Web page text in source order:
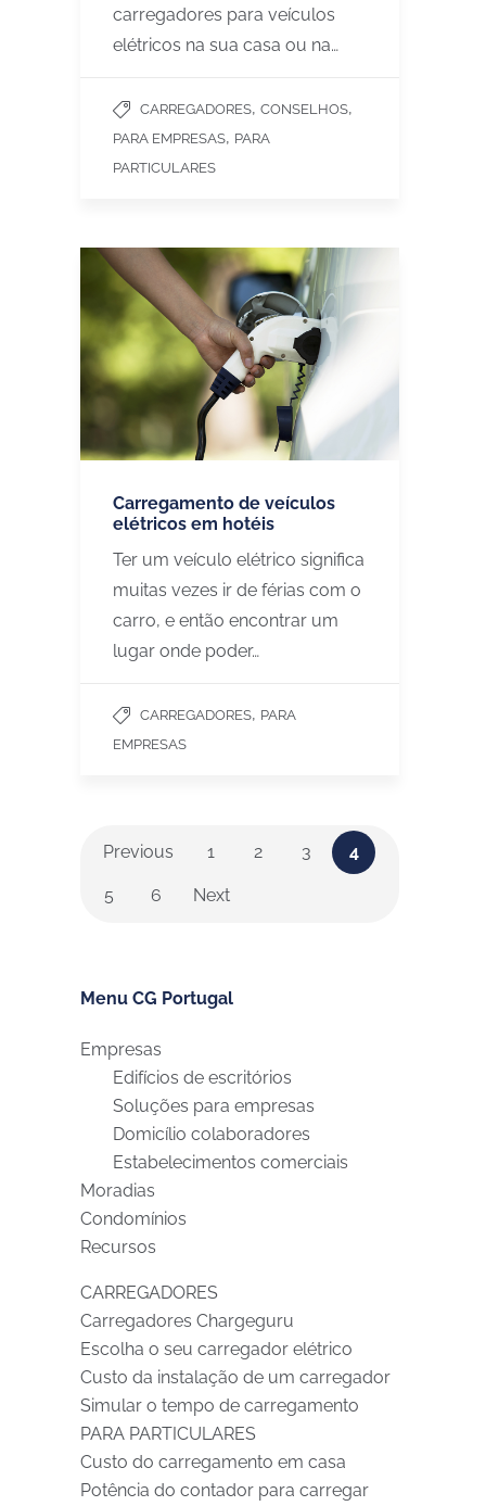
carregadores para veículos
elétricos na sua casa ou na…
CARREGADORES, CONSELHOS,
PARA EMPRESAS, PARA
PARTICULARES
Carregamento de veículos
elétricos em hotéis
Ter um veículo elétrico significa
muitas vezes ir de férias com o
carro, e então encontrar um
lugar onde poder…
CARREGADORES, PARA
EMPRESAS
Previous 1 2 3 4
5 6 Next
Menu CG Portugal
Empresas
Edifícios de escritórios
Soluções para empresas
Domicílio colaboradores
Estabelecimentos comerciais
Moradias
Condomínios
Recursos
CARREGADORES
Carregadores Chargeguru
Escolha o seu carregador elétrico
Custo da instalação de um carregador
Simular o tempo de carregamento
PARA PARTICULARES
Custo do carregamento em casa
Potência do contador para carregar